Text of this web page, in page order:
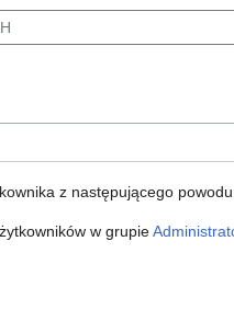
z następującego
w grupie